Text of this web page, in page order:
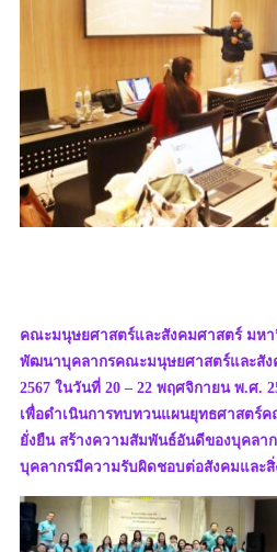
คณะมนุษยศาสตร์และสังคมศาสตร์ มหา
พัฒนาบุคลากรคณะมนุษยศาสตร์และสั
2567 ในวันที่ 20 – 22 พฤศจิกายน พ.ศ.
เพื่อดำเนินการทบทวนแผนยุทธศาสตร์
ยั่งยืน สร้างความสัมพันธ์อันดีของบุคลาก
บุคลากรมีความรับผิดชอบต่อสังคมและ